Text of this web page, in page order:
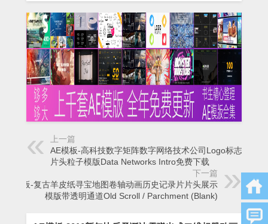
上一篇
AE模板-高科技数字矩阵数字网络技术公司Logo标志开场
片头粒子模版Data Networks Intro免费下载
下一篇
AE模板-复古羊皮纸寻宝地图卷轴动画历史记录片片头展示
模版带透明通道Old Scroll / Parchment (Blank)